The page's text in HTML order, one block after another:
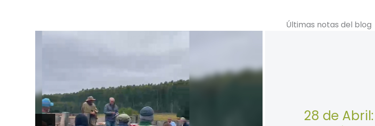
Últimas notas del blog
28 de Abril: Día Mundial de la